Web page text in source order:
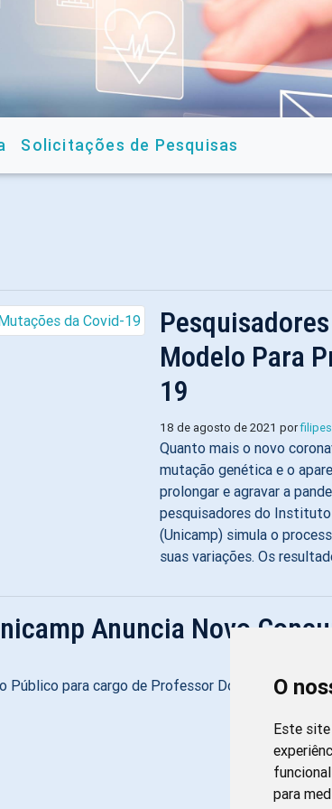
O
Este
para
Solicitações de Pesquisas
Modelo Para
19
18 de agosto de 2021 por
Quanto mais o novo
mutação genética e o
prolongar e agravar a
pesquisadores do Instituto
(Unicamp) simula o
suas variações. Os
Anuncia Novo
Público para cargo de Professor Doutor.